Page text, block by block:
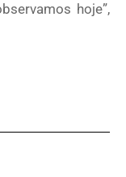
hoje”,